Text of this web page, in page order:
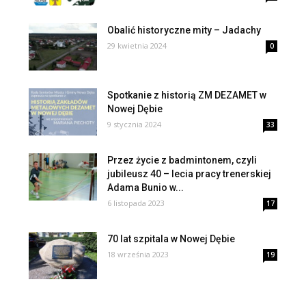
Obalić historyczne mity – Jadachy
29 kwietnia 2024 0
Spotkanie z historią ZM DEZAMET w
Nowej Dębie
9 stycznia 2024 33
Przez życie z badmintonem, czyli
jubileusz 40 – lecia pracy trenerskiej
Adama Bunio w...
6 listopada 2023 17
70 lat szpitala w Nowej Dębie
18 września 2023 19